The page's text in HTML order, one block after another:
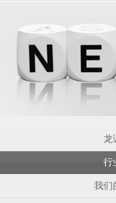
龙
行
我们